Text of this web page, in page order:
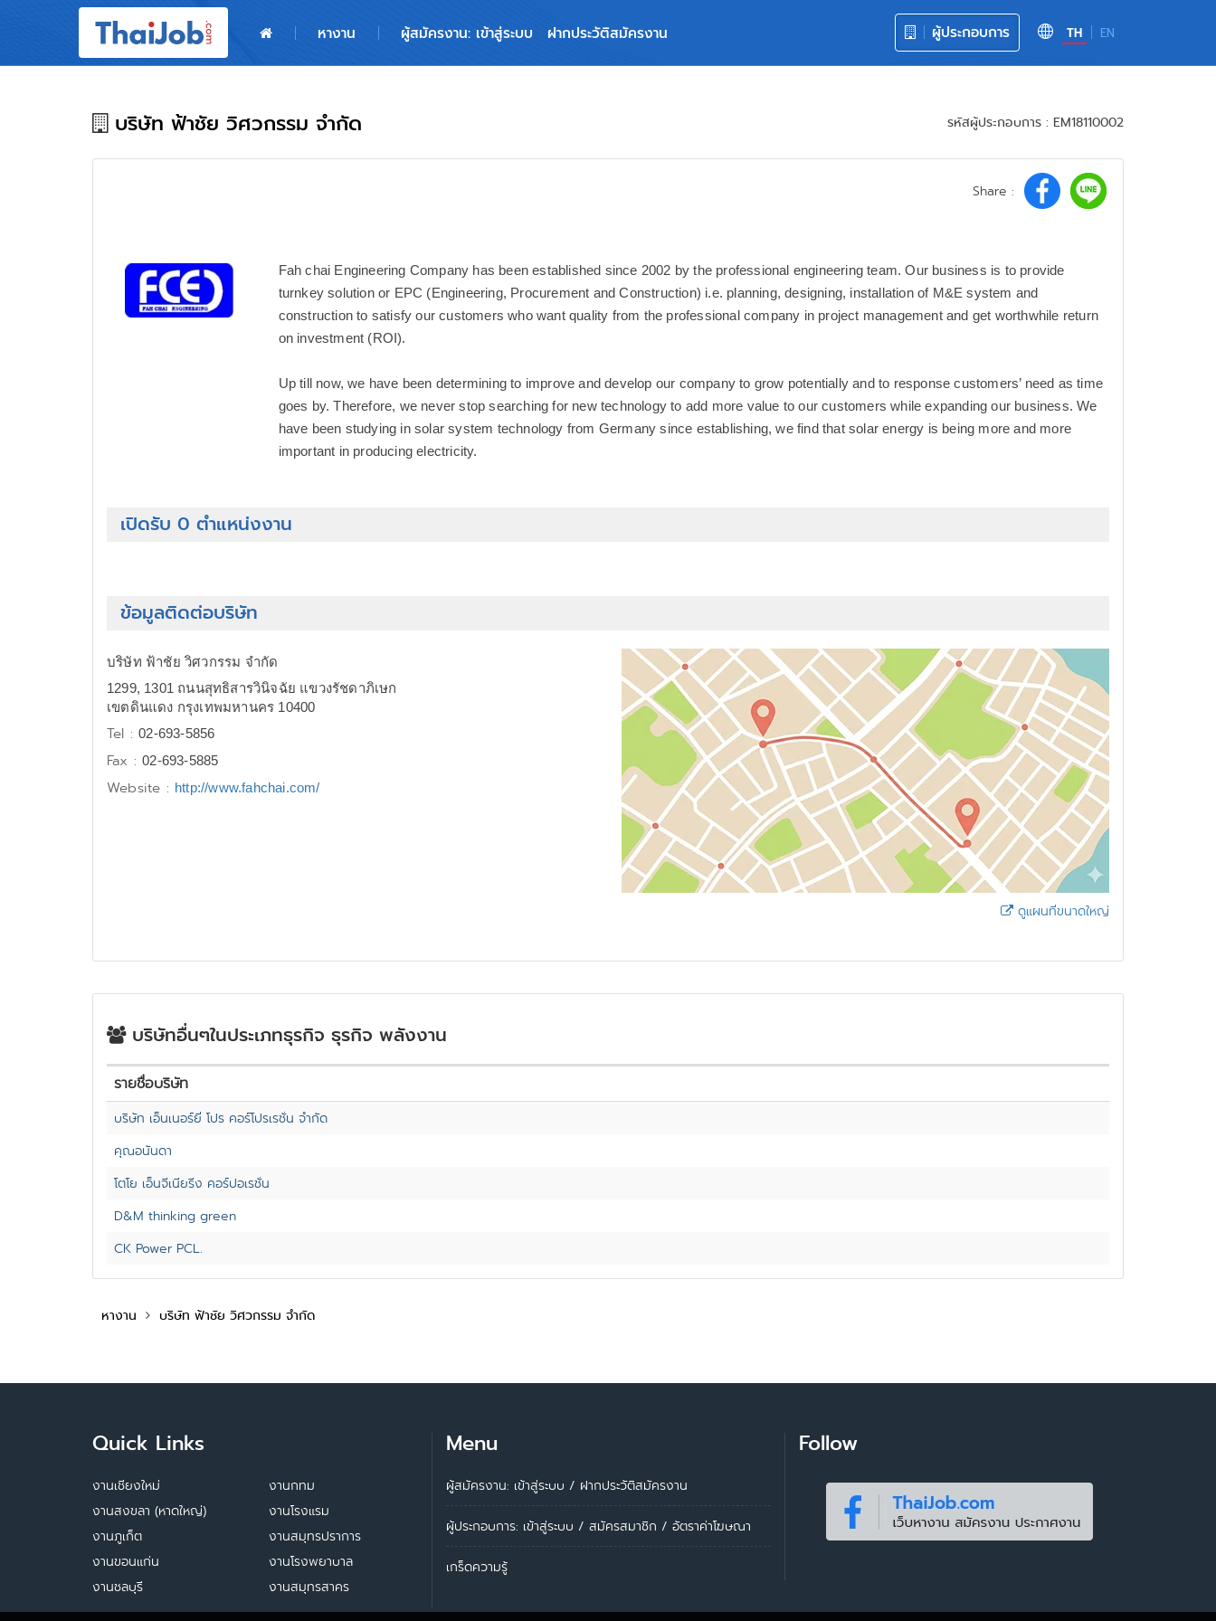
TH EN
ผู้ประกอบการ
หางาน ผู้สมัครงาน: เข้าสู่ระบบ ฝากประวัติสมัครงาน
ผู้สมัครงาน: เข้าสู่ระบบ
บริษัท ฟ้าชัย วิศวกรรม จำกัด รหัสผู้ประกอบการ : EM18110002
Share :
Fah chai Engineering Company has been established since 2002 by the professional engineering team. Our business is to provide
turnkey solution or EPC (Engineering, Procurement and Construction) i.e. planning, designing, installation of M&E system and
construction to satisfy our customers who want quality from the professional company in project management and get worthwhile return
on investment (ROI).
Up till now, we have been determining to improve and develop our company to grow potentially and to response customers’ need as time
goes by. Therefore, we never stop searching for new technology to add more value to our customers while expanding our business. We
have been studying in solar system technology from Germany since establishing, we find that solar energy is being more and more
important in producing electricity.
เปิดรับ 0 ตำแหน่งงาน
ข้อมูลติดต่อบริษัท
บริษัท ฟ้าชัย วิศวกรรม จำกัด
1299, 1301 ถนนสุทธิสารวินิจฉัย แขวงรัชดาภิเษก
เขตดินแดง กรุงเทพมหานคร 10400
Tel :02-693-5856
Fax :02-693-5885
Website : http://www.fahchai.com/
ดูแผนที่ขนาดใหญ่
บริษัทอื่นๆในประเภทธุรกิจ ธุรกิจ พลังงาน
รายชื่อบริษัท
บริษัท เอ็นเนอร์ยี่ โปร คอร์โปรเรชั่น จำกัด
คุณอนันดา
โตโย เอ็นจีเนียริ่ง คอร์ปอเรชั่น
D&M thinking green
CK Power PCL.
หางาน บริษัท ฟ้าชัย วิศวกรรม จำกัด
Quick Links
งานเชียงใหม่
งานสงขลา (หาดใหญ่)
งานภูเก็ต
งานขอนแก่น
งานชลบุรี
งานกทม
งานโรงแรม
งานสมุทรปราการ
งานโรงพยาบาล
งานสมุทรสาคร
Menu
ผู้สมัครงาน: เข้าสู่ระบบ / ฝากประวัติสมัครงาน
ผู้ประกอบการ: เข้าสู่ระบบ / สมัครสมาชิก / อัตราค่าโฆษณา
เกร็ดความรู้
Follow